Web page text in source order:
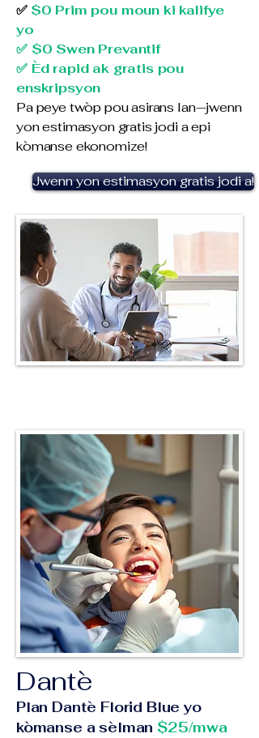
✅ $0 Prim pou moun ki kalifye
yo
✅ $0 Swen Prevantif
✅ Èd rapid ak gratis pou
enskripsyon
Pa peye twòp pou asirans lan—jwenn
yon estimasyon gratis jodi a epi
kòmanse ekonomize!
Jwenn yon estimasyon gratis jodi a!
Dantè
Plan Dantè Florid Blue yo
kòmanse a sèlman $25/mwa